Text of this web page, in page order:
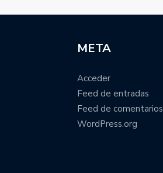
META
Acceder
Feed de entradas
Feed de comentarios
WordPress.org